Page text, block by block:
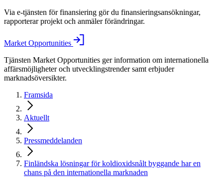
Via e-tjänsten för finansiering gör du finansieringsansökningar,
rapporterar projekt och anmäler förändringar.
Market Opportunities
Tjänsten Market Opportunities ger information om internationella
affärsmöjligheter och utvecklingstrender samt erbjuder
marknadsöversikter.
Framsida
Aktuellt
Pressmeddelanden
Finländska lösningar för koldioxidsnålt byggande har en
chans på den internationella marknaden